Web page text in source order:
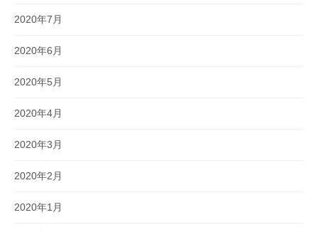
2020年7月
2020年6月
2020年5月
2020年4月
2020年3月
2020年2月
2020年1月